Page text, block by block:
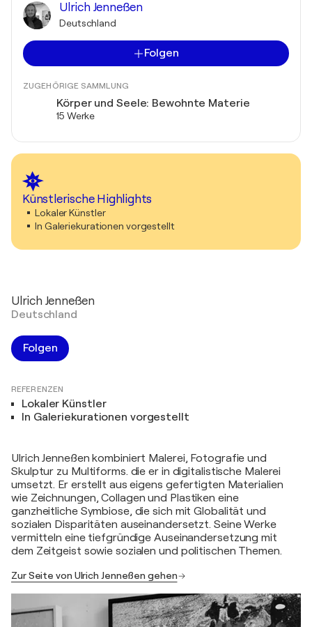
Ulrich Jenneßen
Deutschland
Folgen
ZUGEHÖRIGE SAMMLUNG
Körper und Seele: Bewohnte Materie
15 Werke
Künstlerische Highlights
Lokaler Künstler
In Galeriekurationen vorgestellt
Ulrich Jenneßen
Deutschland
Folgen
REFERENZEN
Lokaler Künstler
In Galeriekurationen vorgestellt
Ulrich Jenneßen kombiniert Malerei, Fotografie und
Skulptur zu Multiforms. die er in digitalistische Malerei
umsetzt. Er erstellt aus eigens gefertigten Materialien
wie Zeichnungen, Collagen und Plastiken eine
ganzheitliche Symbiose, die sich mit Globalität und
sozialen Disparitäten auseinandersetzt. Seine Werke
vermitteln eine tiefgründige Auseinandersetzung mit
dem Zeitgeist sowie sozialen und politischen Themen.
Zur Seite von Ulrich Jenneßen gehen